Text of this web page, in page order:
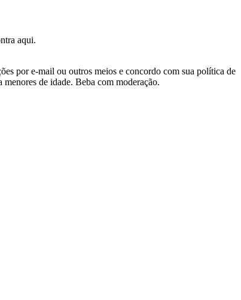
aqui.
por e-mail ou outros meios e concordo com sua política de
de idade. Beba com moderação.